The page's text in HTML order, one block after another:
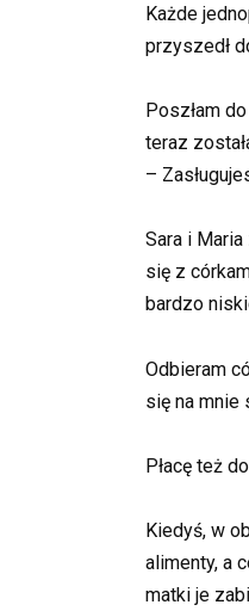
Każde
przyszedł
Poszłam
teraz
–
Sara i
się z
bardzo
Odbieram
się na mnie
Płacę też
Kiedyś, w
alimenty, a
matki je